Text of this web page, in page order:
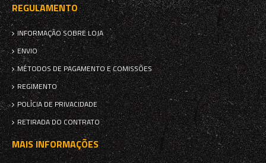
REGULAMENTO
INFORMAÇÃO SOBRE LOJA
ENVIO
MÉTODOS DE PAGAMENTO E COMISSÕES
REGIMENTO
POLÍCIA DE PRIVACIDADE
RETIRADA DO CONTRATO
MAIS INFORMAÇÕES